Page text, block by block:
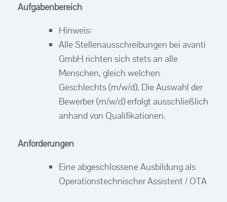
Aufgabenbereich
Hinweis:
Alle Stellenausschreibungen bei avanti
GmbH richten sich stets an alle
Menschen, gleich welchen
Geschlechts (m/w/d). Die Auswahl der
Bewerber (m/w/d) erfolgt ausschließlich
anhand von Qualifikationen.
Anforderungen
Eine abgeschlossene Ausbildung als
Operationstechnischer Assistent / OTA